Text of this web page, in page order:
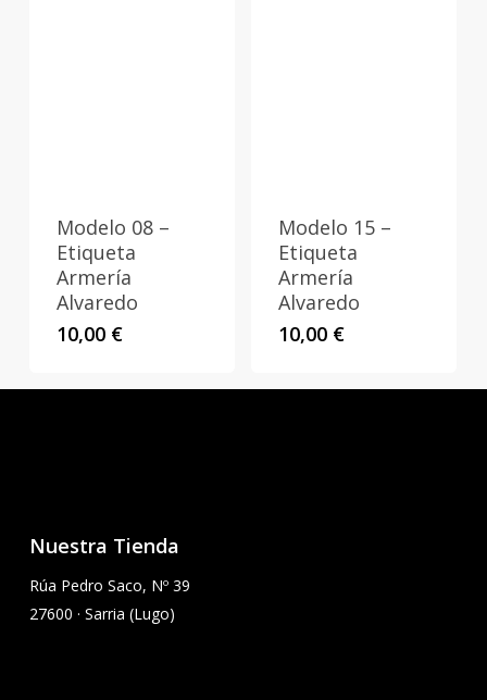
Modelo 08 –
Etiqueta
Armería
Alvaredo
10,00 €
Modelo 15 –
Etiqueta
Armería
Alvaredo
10,00 €
Nuestra Tienda
Rúa Pedro Saco, Nº 39
27600 · Sarria (Lugo)